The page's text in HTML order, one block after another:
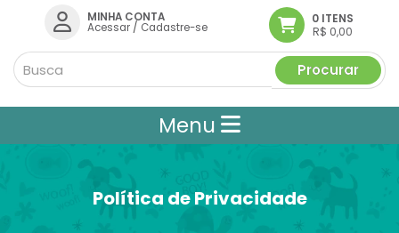
MINHA CONTA
Acessar/ Cadastre-se
0 ITENS
R$ 0,00
Procurar
Menu
Política de Privacidade